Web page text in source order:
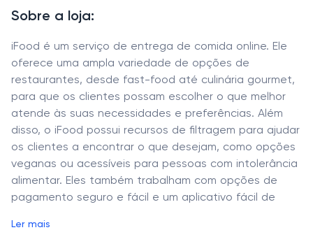
Sobre a loja:
iFood é um serviço de entrega de comida online. Ele
oferece uma ampla variedade de opções de
restaurantes, desde fast-food até culinária gourmet,
para que os clientes possam escolher o que melhor
atende às suas necessidades e preferências. Além
disso, o iFood possui recursos de filtragem para ajudar
os clientes a encontrar o que desejam, como opções
veganas ou acessíveis para pessoas com intolerância
alimentar. Eles também trabalham com opções de
pagamento seguro e fácil e um aplicativo fácil de
Ler mais